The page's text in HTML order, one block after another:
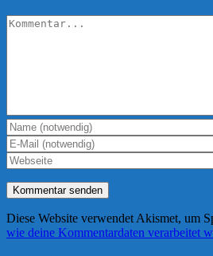
Kommentar
Diese Website verwendet Akismet, um
wie deine Kommentardaten verarbeitet